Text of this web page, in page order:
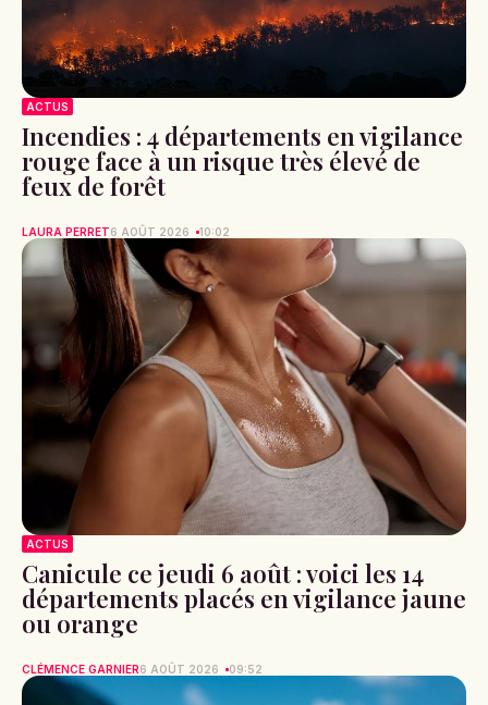
ACTUS
Incendies : 4 départements en vigilance
rouge face à un risque très élevé de
feux de forêt
LAURA PERRET6 AOÛT 2026 10:02
ACTUS
Canicule ce jeudi 6 août : voici les 14
départements placés en vigilance jaune
ou orange
CLÉMENCE GARNIER6 AOÛT 2026 09:52